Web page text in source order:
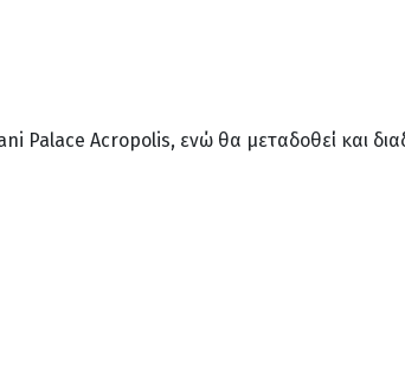
Palace Acropolis, ενώ θα μεταδοθεί και